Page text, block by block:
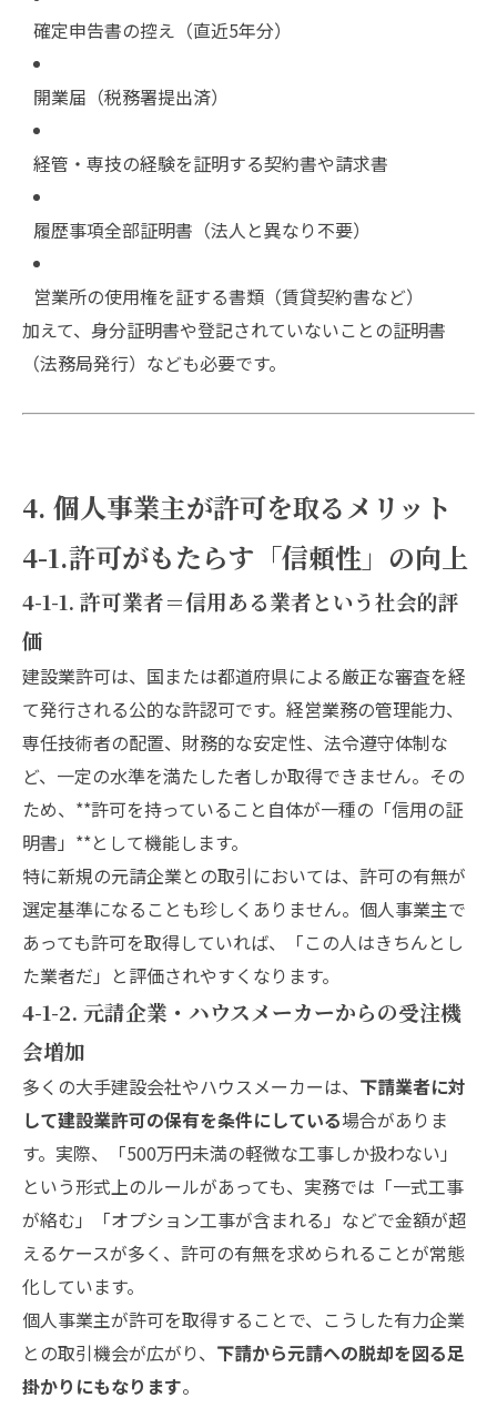
確定申告書の控え（直近5年分）
開業届（税務署提出済）
経管・専技の経験を証明する契約書や請求書
履歴事項全部証明書（法人と異なり不要）
営業所の使用権を証する書類（賃貸契約書など）
加えて、身分証明書や登記されていないことの証明書
（法務局発行）なども必要です。
4. 個人事業主が許可を取るメリット
4-1.許可がもたらす「信頼性」の向上
4-1-1. 許可業者＝信用ある業者という社会的評
価
建設業許可は、国または都道府県による厳正な審査を経
て発行される公的な許認可です。経営業務の管理能力、
専任技術者の配置、財務的な安定性、法令遵守体制な
ど、一定の水準を満たした者しか取得できません。その
ため、**許可を持っていること自体が一種の「信用の証
明書」**として機能します。
特に新規の元請企業との取引においては、許可の有無が
選定基準になることも珍しくありません。個人事業主で
あっても許可を取得していれば、「この人はきちんとし
た業者だ」と評価されやすくなります。
4-1-2. 元請企業・ハウスメーカーからの受注機
会増加
多くの大手建設会社やハウスメーカーは、 下請業者に対
して建設業許可の保有を条件にしている場合がありま
す。実際、「500万円未満の軽微な工事しか扱わない」
という形式上のルールがあっても、実務では「一式工事
が絡む」「オプション工事が含まれる」などで金額が超
えるケースが多く、許可の有無を求められることが常態
化しています。
個人事業主が許可を取得することで、こうした有力企業
との取引機会が広がり、 下請から元請への脱却を図る足
掛かりにもなります。